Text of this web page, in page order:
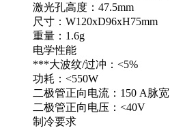
激光孔高度：47.5mm
尺寸：W120xD96xH75mm
重量：1.6g
电学性能
***大波纹/过冲：<5%
功耗：<550W
二极管正向电流：150 A脉宽
二极管正向电压：<40V
制冷要求